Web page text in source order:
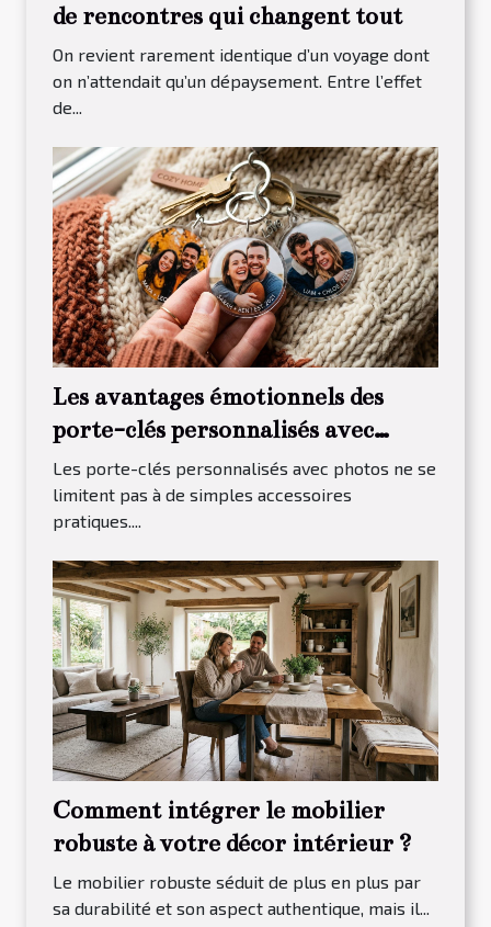
de rencontres qui changent tout
On revient rarement identique d’un voyage dont
on n’attendait qu’un dépaysement. Entre l’effet
de...
Les avantages émotionnels des
porte-clés personnalisés avec
photos
Les porte-clés personnalisés avec photos ne se
limitent pas à de simples accessoires
pratiques....
Comment intégrer le mobilier
robuste à votre décor intérieur ?
Le mobilier robuste séduit de plus en plus par
sa durabilité et son aspect authentique, mais il...